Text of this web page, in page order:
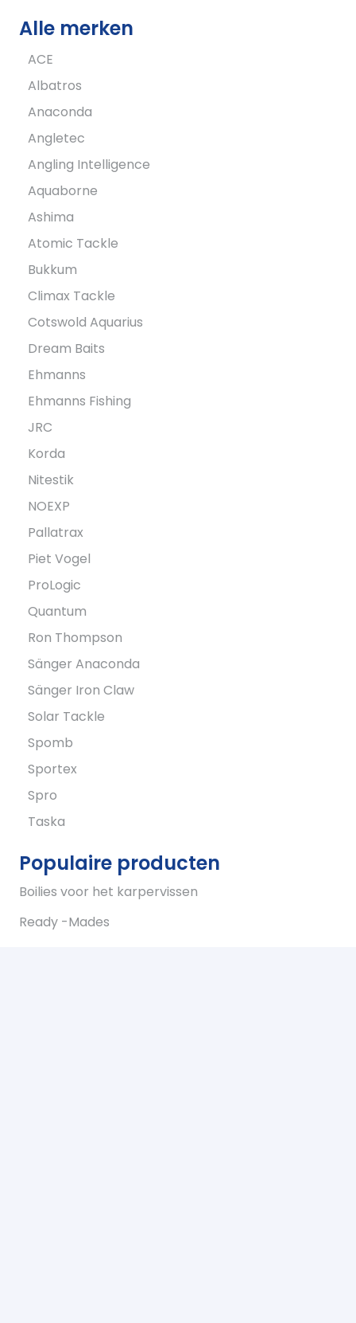
Alle merken
ACE
Albatros
Anaconda
Angletec
Angling Intelligence
Aquaborne
Ashima
Atomic Tackle
Bukkum
Climax Tackle
Cotswold Aquarius
Dream Baits
Ehmanns
Ehmanns Fishing
JRC
Korda
Nitestik
NOEXP
Pallatrax
Piet Vogel
ProLogic
Quantum
Ron Thompson
Sänger Anaconda
Sänger Iron Claw
Solar Tackle
Spomb
Sportex
Spro
Taska
Populaire producten
Boilies voor het karpervissen
Ready -Mades